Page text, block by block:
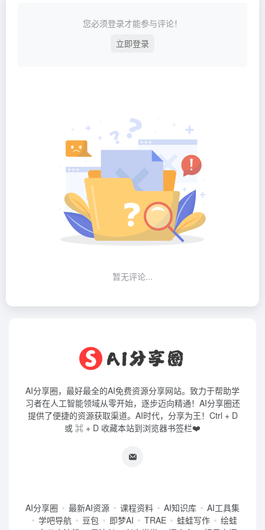
您必须登录才能参与评论！
立即登录
暂无评论...
AI分享圈，最好最全的AI免费资源分享网站。致力于帮助学
习者在人工智能领域从零开始，逐步迈向精通！AI分享圈还
提供了便捷的资源获取渠道。AI时代，分享为王！Ctrl + D
或 ⌘ + D 收藏本站到浏览器书签栏❤️
AI分享圈 最新AI资源 课程资料 AI知识库
AI工具集
学吧导航
豆包 即梦AI TRAE 蛙蛙写作
绘蛙